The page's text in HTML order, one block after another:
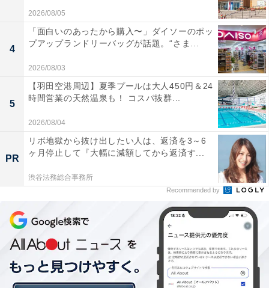
両社の技術を合わせ、新定番となるカスタードプ
リンを
2026/08/05
4
「面白いのあったから購入〜」ダイソーのポッ
プアップランドリーバッグが話題。“さま...
2026/08/03
5
【羽田空港周辺】夏季プールは大人450円＆24
時間営業の天然温泉も！ コスパ抜群...
2026/08/04
PR
リボ地獄から抜け出したい人は、返済を3～6
ヶ月停止して『大幅に減額してから返済す...
渋谷法務総合事務所
Recommended by